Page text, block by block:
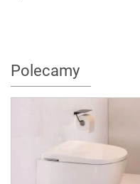
Polecamy